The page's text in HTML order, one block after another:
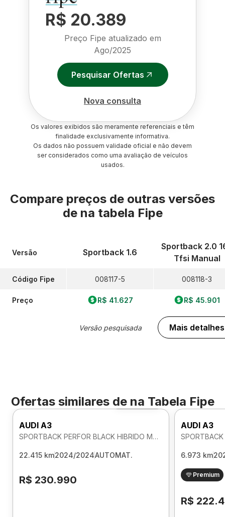
R$ 20.389
Preço Fipe atualizado em
Ago/2025
Pesquisar Ofertas
Nova consulta
Os valores exibidos são meramente referenciais e têm
finalidade exclusivamente informativa.
Os dados não possuem validade oficial e não devem
ser considerados como uma avaliação de veículos
usados.
Compare preços de outras versões
de na tabela Fipe
Versão
Código Fipe
Preço
Sportback 1.6
008117-5
R$ 41.627
Versão pesquisada
Sportback 2.0
Tfsi Manual
008118-3
R$ 45.901
Mais detalhes
Ofertas similares de na Tabela Fipe
Foto 360º
AUDI A3
SPORTBACK PERFOR BLACK HIBRIDO MHEV 2.0 AUTOMATICO
22.415 km2024/2024AUTOMAT.
R$ 230.990
AUDI A3
6.973 km
Premium
R$